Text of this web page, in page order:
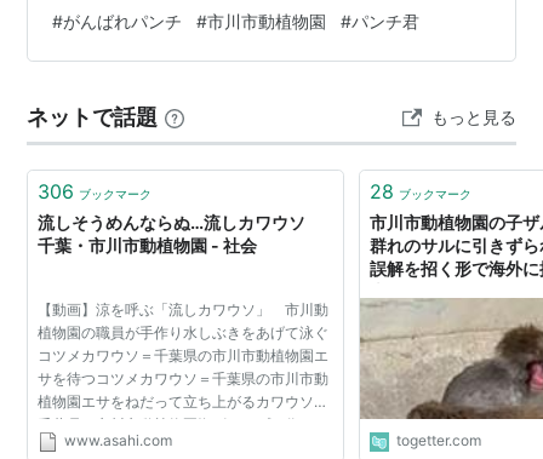
#がんばれパンチ #市川市動植物園 #パンチ君
ネットで話題 もっと見る
306 ブックマーク
流しそうめんならぬ…流しカワウソ
千葉・市川市動植物園 - 社会
【動画】涼を呼ぶ「流しカワウソ」 市川動
植物園の職員が手作り水しぶきをあげて泳ぐ
コツメカワウソ＝千葉県の市川市動植物園エ
サを待つコツメカワウソ＝千葉県の市川市動
植物園エサをねだって立ち上がるカワウソ＝
千葉県の市川市動植物園塩ビパイプで作られ
た「流しカワウソ」＝千葉県の市川市動植物
www.asahi.com
28 ブックマーク
市川市動植物園の子
群れのサルに引きず
誤解を招く形で海外
く頑張りを応援して
togetter.com